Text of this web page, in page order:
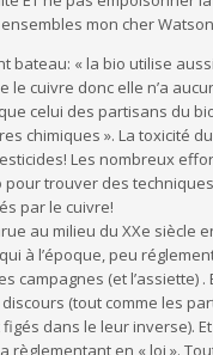
mon cher
bateau: « la bio utilise
le cuivre donc elle n’a
celui des partisans du
chimiques ». La toxicité
Les nombreux
pour trouver des
par le cuivre!
au milieu du XXe siècle
à l’époque, peu
campagnes (et l’assiette) .
(tout comme les
dans le leur inverse). Et